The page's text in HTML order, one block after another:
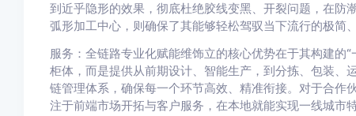
到近乎隐形的效果，彻底杜绝胶线变黑、开裂问题，在防
弧形加工中心，则确保了其能够轻松驾驭当下流行的极简
服务：全链路专业化赋能维饰立的核心优势在于其构建的
柜体，而是提供从前期设计、智能生产，到分拣、包装、
链管理体系，确保每一个环节高效、精准衔接。对于合作
注于前端市场开拓与客户服务，在本地就能实现一线城市